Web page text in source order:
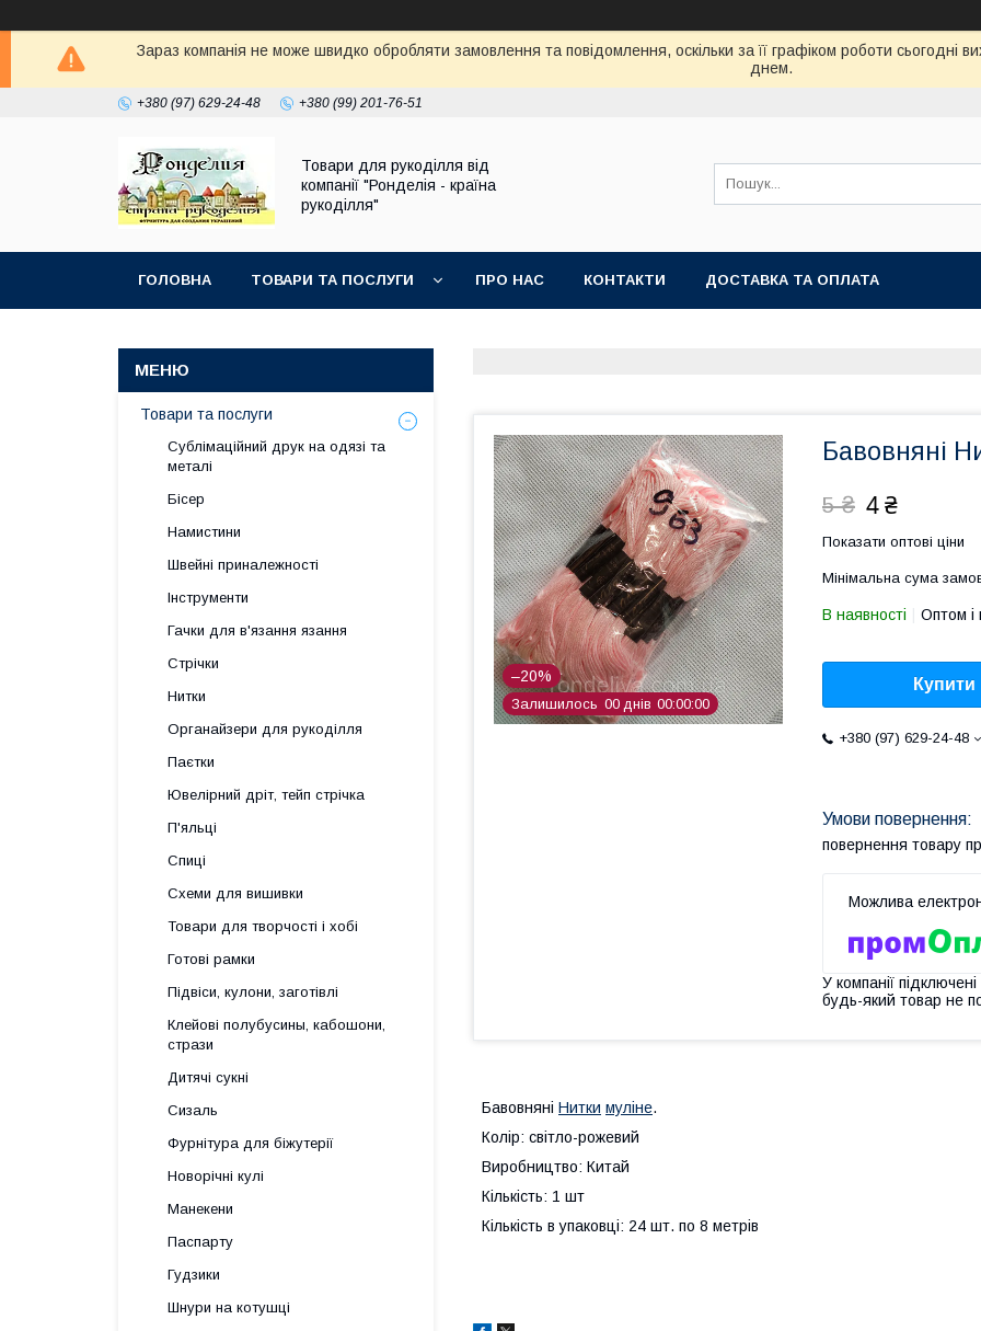
Зараз компанія не може швидко обробляти замовлення та повідомлення, оскільки за її графіком роботи
днем.
+380 (97) 629-24-48 +380 (99) 201-76-51
Товари для рукоділля від
компанії "Ронделія - країна
рукоділля"
ГОЛОВНА ТОВАРИ ТА ПОСЛУГИ ПРО НАС КОНТАКТИ ДОСТАВКА ТА ОПЛАТА
–20%
Залишилось 00 днів 00 00 00
Бавовняні
5 ₴ 4 ₴
Показати оптові ціни
Мінімальна сума
В наявності Оптом і
Купити
+380 (97) 629-24-48
повернення товару
У компанії
будь-який товар не
Бавовняні Нитки муліне.
Колір: світло-рожевий
Виробництво: Китай
Кількість: 1 шт
Кількість в упаковці: 24 шт. по 8 метрів
Товари та послуги
Сублімаційний друк на одязі та
металі
Бісер
Намистини
Швейні приналежності
Інструменти
Гачки для в'язання язання
Стрічки
Нитки
Органайзери для рукоділля
Паєтки
Ювелірний дріт, тейп стрічка
П'яльці
Спиці
Схеми для вишивки
Товари для творчості і хобі
Готові рамки
Підвіси, кулони, заготівлі
Клейові полубусины, кабошони,
стрази
Дитячі сукні
Сизаль
Фурнітура для біжутерії
Новорічні кулі
Манекени
Паспарту
Гудзики
Шнури на котушці